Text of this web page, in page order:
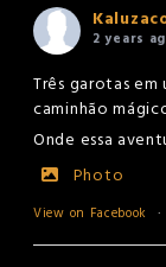
2 years
Três garotas em
caminhão
Onde essa
Photo
View on Facebook ·